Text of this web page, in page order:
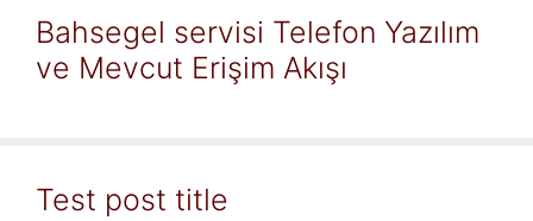
Bahsegel servisi Telefon Yazılım
ve Mevcut Erişim Akışı
Test post title